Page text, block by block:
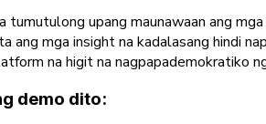
tumutulong upang maunawaan ang
ang mga insight na kadalasang hindi
na higit na nagpapademokratiko
demo dito: